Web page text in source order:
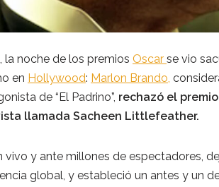
, la noche de los premios Oscar se vio
en Hollywood: Marlon Brando,
de “El Padrino”, rechazó el
llamada Sacheen Littlefeather.
vivo y ante millones de espectadores,
global, y estableció un antes y un